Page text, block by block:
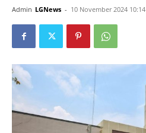
Admin LGNews - 10 November 2024 10:14